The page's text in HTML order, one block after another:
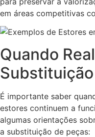
em áreas competitivas
Quando
É importante saber
estores continuem a
algumas orientações
a substituição de peças: